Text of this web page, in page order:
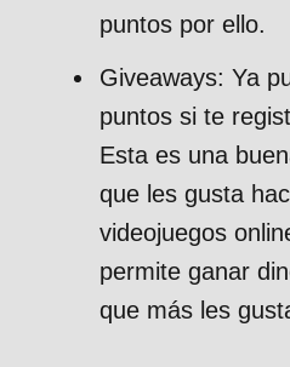
puntos por ello.
Giveaways: Ya
puntos si te
Esta es una
que les gusta
videojuegos
permite ganar
que más les